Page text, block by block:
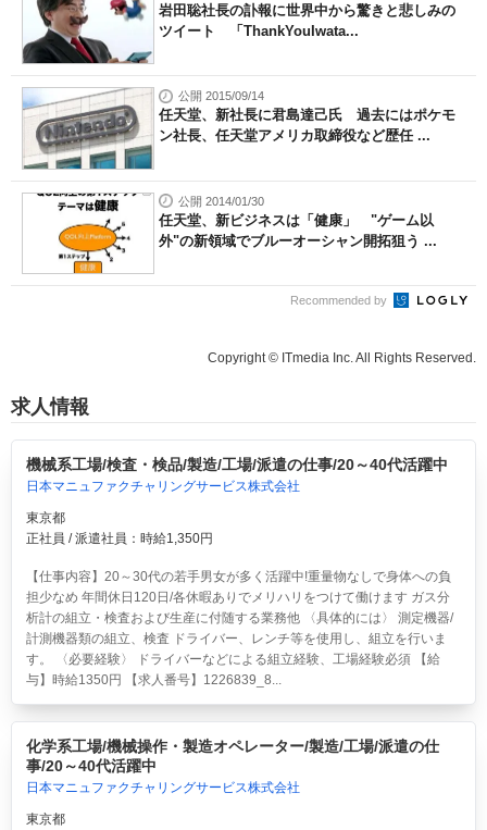
岩田聡社長の訃報に世界中から驚きと悲しみの
ツイート 「ThankYouIwata...
公開 2015/09/14
任天堂、新社長に君島達己氏 過去にはポケモ
ン社長、任天堂アメリカ取締役など歴任 ...
公開 2014/01/30
任天堂、新ビジネスは「健康」 "ゲーム以
外"の新領域でブルーオーシャン開拓狙う ...
Recommended by
Copyright © ITmedia Inc. All Rights Reserved.
求人情報
機械系工場/検査・検品/製造/工場/派遣の仕事/20～40代活躍中
日本マニュファクチャリングサービス株式会社
東京都
正社員 / 派遣社員：時給1,350円
【仕事内容】20～30代の若手男女が多く活躍中!重量物なしで身体への負
担少なめ 年間休日120日/各休暇ありでメリハリをつけて働けます ガス分
析計の組立・検査および生産に付随する業務他 〈具体的には〉 測定機器/
計測機器類の組立、検査 ドライバー、レンチ等を使用し、組立を行いま
す。 〈必要経験〉 ドライバーなどによる組立経験、工場経験必須 【給
与】時給1350円 【求人番号】1226839_8...
化学系工場/機械操作・製造オペレーター/製造/工場/派遣の仕
事/20～40代活躍中
日本マニュファクチャリングサービス株式会社
東京都